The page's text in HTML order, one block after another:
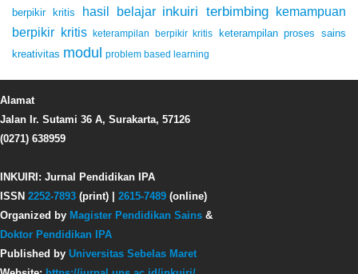
berpikir kritis hasil belajar inkuiri terbimbing kemampuan
berpikir kritis
keterampilan berpikir kritis
keterampilan proses sains
kreativitas modul problem based learning
Alamat
Jalan Ir. Sutami 36 A, Surakarta, 57126
(0271) 638959
INKUIRI: Jurnal Pendidikan IPA
ISSN 2252-7893 (print) | 2615-7489 (online)
Organized by Magister Pendidikan Sains &
Doktor Pendidikan IPA
Published by Universitas Sebelas Maret